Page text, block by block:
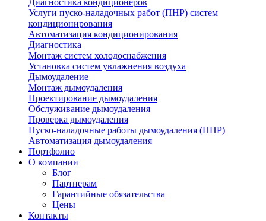
Диагностика кондиционеров
Услуги пуско-наладочных работ (ПНР) систем
кондиционирования
Автоматизация кондиционирования
Диагностика
Монтаж систем холодоснабжения
Установка систем увлажнения воздуха
Дымоудаление
Монтаж дымоудаления
Проектирование дымоудаления
Обслуживание дымоудаления
Проверка дымоудаления
Пуско-наладочные работы дымоудаления (ПНР)
Автоматизация дымоудаления
Портфолио
О компании
Блог
Партнерам
Гарантийные обязательства
Цены
Контакты